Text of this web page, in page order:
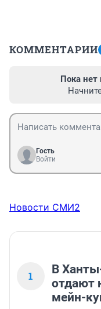
КОММЕНТАРИИ
Пока нет
Гость
Войти
Новости СМИ2
1
В
отдают
мейн-